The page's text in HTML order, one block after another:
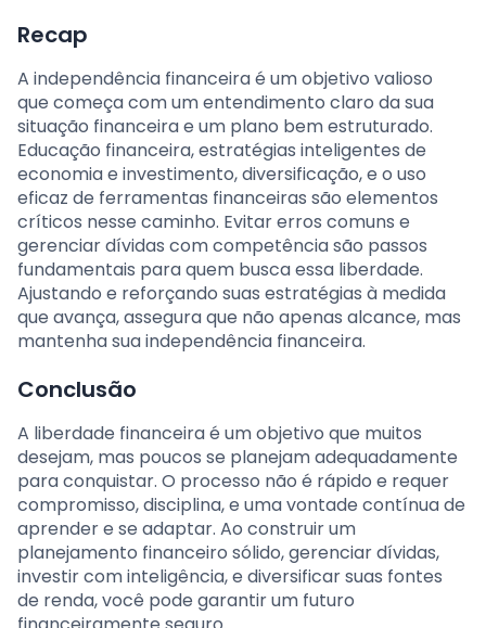
Recap
A independência financeira é um objetivo valioso
que começa com um entendimento claro da sua
situação financeira e um plano bem estruturado.
Educação financeira, estratégias inteligentes de
economia e investimento, diversificação, e o uso
eficaz de ferramentas financeiras são elementos
críticos nesse caminho. Evitar erros comuns e
gerenciar dívidas com competência são passos
fundamentais para quem busca essa liberdade.
Ajustando e reforçando suas estratégias à medida
que avança, assegura que não apenas alcance, mas
mantenha sua independência financeira.
Conclusão
A liberdade financeira é um objetivo que muitos
desejam, mas poucos se planejam adequadamente
para conquistar. O processo não é rápido e requer
compromisso, disciplina, e uma vontade contínua de
aprender e se adaptar. Ao construir um
planejamento financeiro sólido, gerenciar dívidas,
investir com inteligência, e diversificar suas fontes
de renda, você pode garantir um futuro